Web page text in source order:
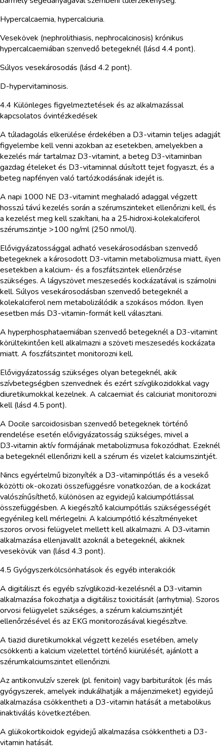
Hypercalcaemia, hypercalciuria.
Vesekövek (nephrolithiasis, nephrocalcinosis) krónikus
hypercalcaemiában szenvedő betegeknél (lásd 4.4 pont).
Súlyos vesekárosodás (lásd 4.2 pont).
D-hypervitaminosis.
4.4 Különleges figyelmeztetések és az alkalmazással
kapcsolatos óvintézkedések
A túladagolás elkerülése érdekében a D3-vitamin teljes adagját
figyelembe kell venni azokban az esetekben, amelyekben a
kezelés már tartalmaz D3-vitamint, a beteg D3-vitaminban
gazdag ételeket és D3-vitaminnal dúsított tejet fogyaszt, és a
beteg napfényen való tartózkodásának idejét is.
A napi 1000 NE D3-vitamint meghaladó adaggal végzett
hosszú távú kezelés során a szérumszinteket ellenőrizni kell, és
a kezelést meg kell szakítani, ha a 25‑hidroxi‑kolekalciferol
szérumszintje >100 ng/ml (250 nmol/l).
Elővigyázatossággal adható vesekárosodásban szenvedő
betegeknek a károsodott D3-vitamin metabolizmusa miatt, ilyen
esetekben a kalcium- és a foszfátszintek ellenőrzése
szükséges. A lágyszövet meszesedés kockázatával is számolni
kell. Súlyos vesekárosodásban szenvedő betegeknél a
kolekalciferol nem metabolizálódik a szokásos módon. Ilyen
esetben más D3-vitamin-formát kell választani.
A hyperphosphataemiában szenvedő betegeknél a D3-vitamint
körültekintően kell alkalmazni a szöveti meszesedés kockázata
miatt. A foszfátszintet monitorozni kell.
Elővigyázatosság szükséges olyan betegeknél, akik
szívbetegségben szenvednek és ezért szívglikozidokkal vagy
diuretikumokkal kezelnek. A calcaemiat és calciuriat monitorozni
kell (lásd 4.5 pont).
A Docile sarcoidosisban szenvedő betegeknek történő
rendelése esetén elővigyázatosság szükséges, mivel a
D3‑vitamin aktív formájának metabolizmusa fokozódhat. Ezeknél
a betegeknél ellenőrizni kell a szérum és vizelet kalciumszintjét.
Nincs egyértelmű bizonyíték a D3-vitaminpótlás és a vesekő
közötti ok-okozati összefüggésre vonatkozóan, de a kockázat
valószínűsíthető, különösen az egyidejű kalciumpótlással
összefüggésben. A kiegészítő kalciumpótlás szükségességét
egyénileg kell mérlegelni. A kalciumpótló készítményeket
szoros orvosi felügyelet mellett kell alkalmazni. A D3‑vitamin
alkalmazása ellenjavallt azoknál a betegeknél, akiknek
vesekövük van (lásd 4.3 pont).
4.5 Gyógyszerkölcsönhatások és egyéb interakciók
A digitáliszt és egyéb szívglikozid-kezelésnél a D3-vitamin
alkalmazása fokozhatja a digitálisz toxicitását (arrhytmia). Szoros
orvosi felügyelet szükséges, a szérum kalciumszintjét
ellenőrzésével és az EKG monitorozásával kiegészítve.
A tiazid diuretikumokkal végzett kezelés esetében, amely
csökkenti a kalcium vizelettel történő kiürülését, ajánlott a
szérumkalciumszintet ellenőrizni.
Az antikonvulzív szerek (pl. fenitoin) vagy barbiturátok (és más
gyógyszerek, amelyek indukálhatják a májenzimeket) egyidejű
alkalmazása csökkentheti a D3-vitamin hatását a metabolikus
inaktiválás következtében.
A glükokortikoidok egyidejű alkalmazása csökkentheti a D3-
vitamin hatását.